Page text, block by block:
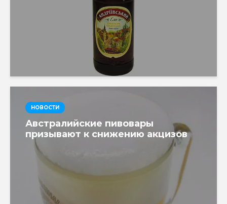
НОВОСТИ
Австралийские пивовары
призывают к снижению акцизов